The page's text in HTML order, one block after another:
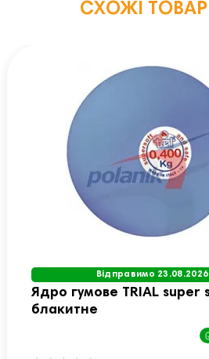
СХОЖІ
Відправимо 23.08.2026
Ядро гумове TRIAL super
блакитне